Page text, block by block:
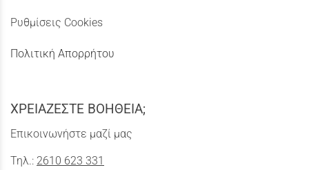
Ρυθμίσεις Cookies
Πολιτική Απορρήτου
ΧΡΕΙΑΖΕΣΤΕ ΒΟΗΘΕΙΑ;
Επικοινωνήστε μαζί μας
Τηλ.: 2610 623 331